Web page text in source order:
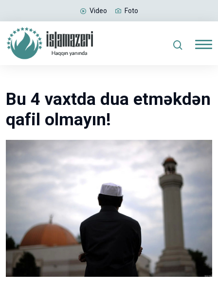
Video Foto
Bu 4 vaxtda dua etməkdən
qafil olmayın!